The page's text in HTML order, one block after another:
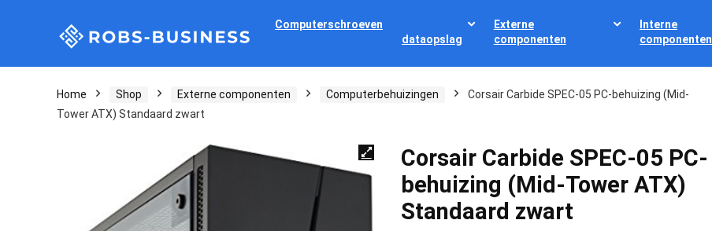
Computerschroeven
dataopslag
Externe
componenten
Interne
componenten
Home Shop Externe componenten Computerbehuizingen
Corsair Carbide SPEC-05 PC-behuizing (Mid-
Tower ATX) Standaard zwart
Corsair Carbide SPEC-05 PC-
behuizing (Mid-Tower ATX)
Standaard zwart